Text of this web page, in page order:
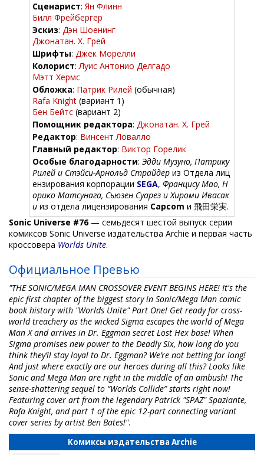
Сценарист: Ян Флинн
Билл Фрейбергер
Эскиз: Дэн Шоенинг
Джонатан. Х. Грей
Шрифты: Джек Морелли
Колорист:Луис Антонио Делгадо
Мэтт Хермс
Обложка: Патрик Рилей (обычная)
Rafa Knight (вариант 1)
Бен Бейтс (вариант 2)
Помощник редактора: Джонатан. Х. Грей
Редактор: Винсент Ловалло
Главный редактор: Виктор Горелик
Особые благодарности: Эдди Музуно, Патрику
Рилей и Стэйси-Арнольд Страйдер из Отдела лиц
ензирования корпорации SEGA, Францису Мао, Н
орико Матсунага, Сьюзен Суарез и Хироми Ивасак
и из отдела лицензирования Capcom и 飛田栄実.
Sonic Universe #76— семьдесят шестой выпуск серии
комиксов Sonic Universe издательства Archie и первая часть
кроссовера Worlds Unite.
Официальное Превью
"THE SONIC/MEGA MAN CROSSOVER EVENT BEGINS HERE! It's the
epic first chapter of the biggest story in Sonic/Mega Man comic
book history with "Worlds Unite" Part One! Get ready for cross-
world treachery as the wicked Sigma escapes the world of Mega
Man X and arrives in Dr. Eggman secret Lost Hex base! When
Sigma promises new power to the Deadly Six, how long do you
think they’ll stay loyal to Dr. Eggman? We’re not betting for long!
And just where exactly are our heroes during all this? Looks like
Sonic and Mega Man are right in the middle of an ambush! The
sense-shattering sequel to “Worlds Collide” starts right now!
Featuring cover art from the legendary Patrick "SPAZ" Spaziante,
Rafa Knight, and part 1 of the epic 12-part connecting variant
cover series by artist Ben Bates!".
Комиксы издательства Archie